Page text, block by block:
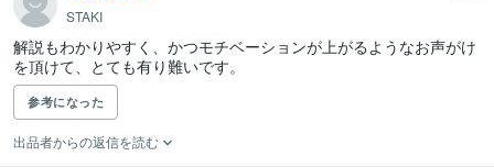
STAKI
解説もわかりやすく、かつモチベーションが上がるようなお声がけ
を頂けて、とても有り難いです。
参考になった
出品者からの返信を読む